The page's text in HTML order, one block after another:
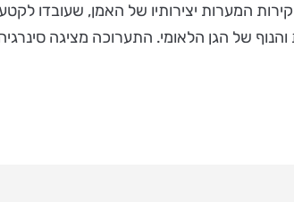
המערות יצירותיו של האמן, שעובדו
של הגן הלאומי. התערוכה מציגה סינרגיה